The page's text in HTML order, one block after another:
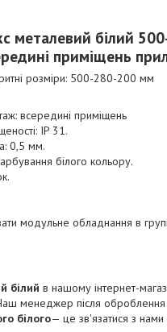
металевий білий
приміщень
розміри: 500-280-200 мм
всередині приміщень
IP 31.
0,5 мм.
білого кольору.
модульне обладнання в
білий в нашому інтернет-
менеджер після
білого— це зв'язатися з